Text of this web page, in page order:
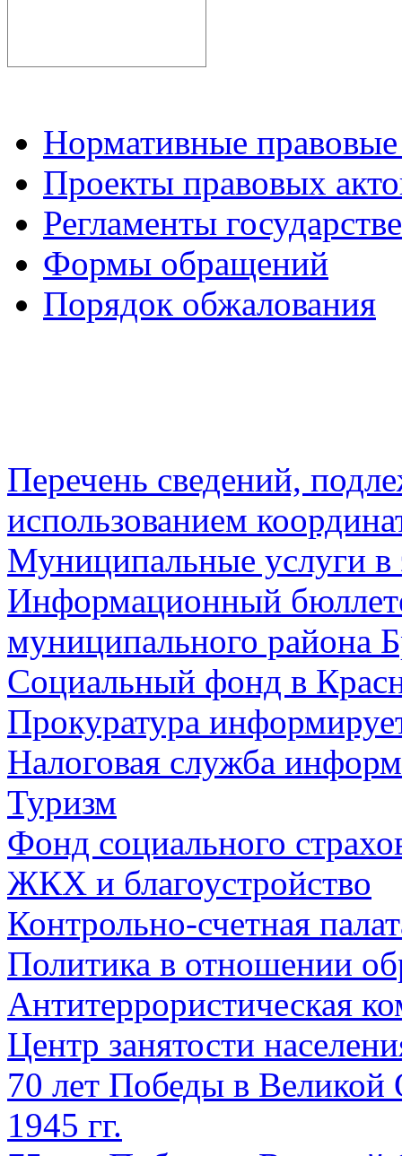
Нормативные
Проекты правовых
Регламенты
Формы обращений
Порядок обжалования
Перечень сведений,
использованием
Муниципальные услуги в
Информационный
муниципального района
Социальный фонд в
Прокуратура
Налоговая служба
Туризм
Фонд социального
ЖКХ и благоустройство
Контрольно-счетная
Политика в отношении
Антитеррористическая
Центр занятости
70 лет Победы в Великой
1945 гг.